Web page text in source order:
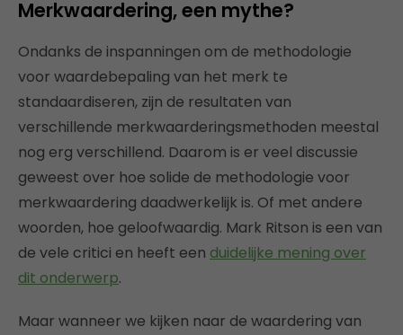
Merkwaardering, een mythe?
Ondanks de inspanningen om de methodologie
voor waardebepaling van het merk te
standaardiseren, zijn de resultaten van
verschillende merkwaarderingsmethoden meestal
nog erg verschillend. Daarom is er veel discussie
geweest over hoe solide de methodologie voor
merkwaardering daadwerkelijk is. Of met andere
woorden, hoe geloofwaardig. Mark Ritson is een van
de vele critici en heeft een duidelijke mening over
dit onderwerp.
Maar wanneer we kijken naar de waardering van